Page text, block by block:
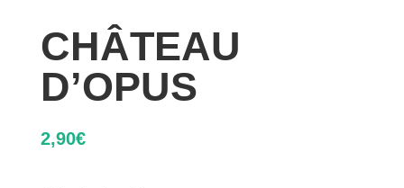
CHÂTEAU
D’OPUS
2,90€